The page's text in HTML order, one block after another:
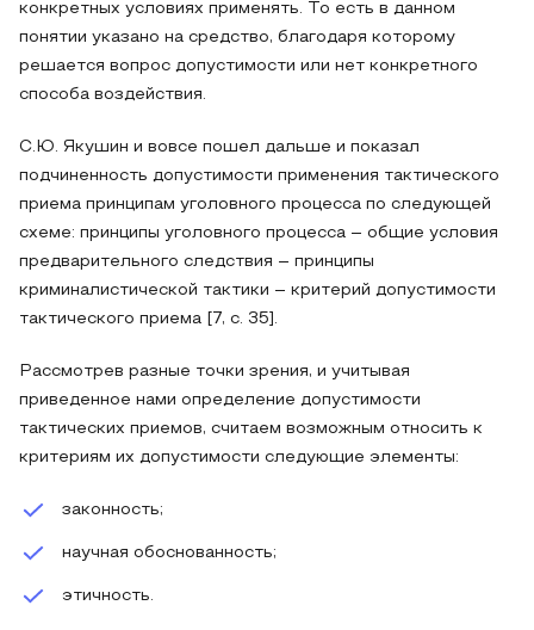
конкретных условиях применять. То есть в данном
понятии указано на средство, благодаря которому
решается вопрос допустимости или нет конкретного
способа воздействия.
С.Ю. Якушин и вовсе пошел дальше и показал
подчиненность допустимости применения тактического
приема принципам уголовного процесса по следующей
схеме: принципы уголовного процесса – общие условия
предварительного следствия – принципы
криминалистической тактики – критерий допустимости
тактического приема [7, c. 35].
Рассмотрев разные точки зрения, и учитывая
приведенное нами определение допустимости
тактических приемов, считаем возможным относить к
критериям их допустимости следующие элементы:
законность;
научная обоснованность;
этичность.